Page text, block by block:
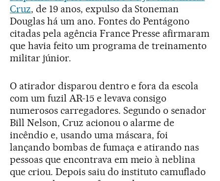
Cruz, de 19 anos, expulso da Stoneman
Douglas há um ano. Fontes do Pentágono
citadas pela agência France Presse afirmaram
que havia feito um programa de treinamento
militar júnior.
O atirador disparou dentro e fora da escola
com um fuzil AR-15 e levava consigo
numerosos carregadores. Segundo o senador
Bill Nelson, Cruz acionou o alarme de
incêndio e, usando uma máscara, foi
lançando bombas de fumaça e atirando nas
pessoas que encontrava em meio à neblina
que criou. Depois saiu do instituto camuflado